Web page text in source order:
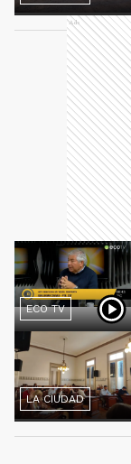
Ads
ECO TV
LA CIUDAD